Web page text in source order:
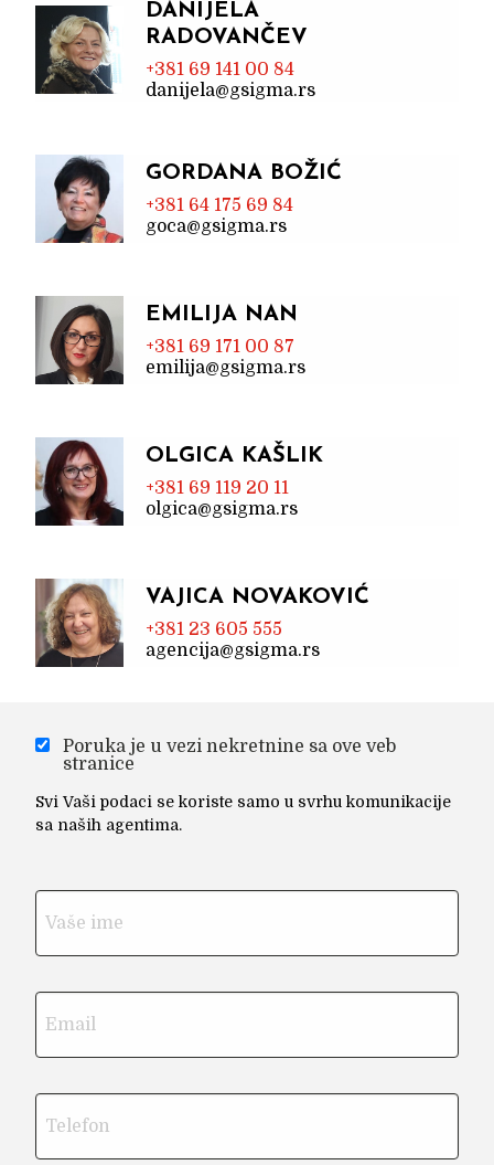
DANIJELA
RADOVANČEV
+381 69 141 00 84
danijela@gsigma.rs
GORDANA BOŽIĆ
+381 64 175 69 84
goca@gsigma.rs
EMILIJA NAN
+381 69 171 00 87
emilija@gsigma.rs
OLGICA KAŠLIK
+381 69 119 20 11
olgica@gsigma.rs
VAJICA NOVAKOVIĆ
+381 23 605 555
agencija@gsigma.rs
Poruka je u vezi nekretnine sa ove veb
stranice
Svi Vaši podaci se koriste samo u svrhu komunikacije
sa naših agentima.